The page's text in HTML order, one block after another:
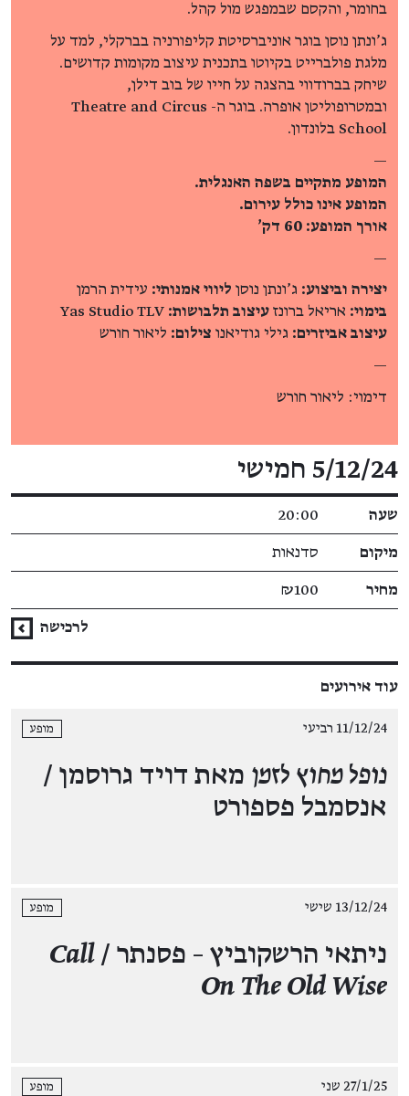
בחומר, והקסם שבמפגש מול קהל.
ג’ונתן נוסן בוגר אוניברסיטת קליפורניה בברקלי, למד על
מלגת פולברייט בקיוטו בתכנית עיצוב מקומות קדושים.
שיחק בברודווי בהצגה על חייו של בוב דילן,
ובמטרופוליטן אופרה. בוגר ה- Theatre and Circus
School בלונדון.
—
המופע מתקיים בשפה האנגלית.
המופע אינו כולל עירום.
אורך המופע: 60 דק’
—
יצירה וביצוע: ג’ונתן נוסן ליווי אמנותי: עידית הרמן
בימוי: אריאל ברונז עיצוב תלבושות:
עיצוב אביזרים: גילי גודיאנו צילום: ליאור חורש
—
דימוי: ליאור חורש
פרטי האירוע
5/12/24 חמישי
שעה 20:00
מיקום סדנאות
מחיר ₪100
לרכישה
עוד אירועים
11/12/24 רביעי מופע
נופל מחוץ לזמן מאת דויד גרוסמן /
אנסמבל פספורט
13/12/24 שישי מופע
ניתאי הרשקוביץ – פסנתר /Call
On The Old Wise
27/1/25 שני מופע